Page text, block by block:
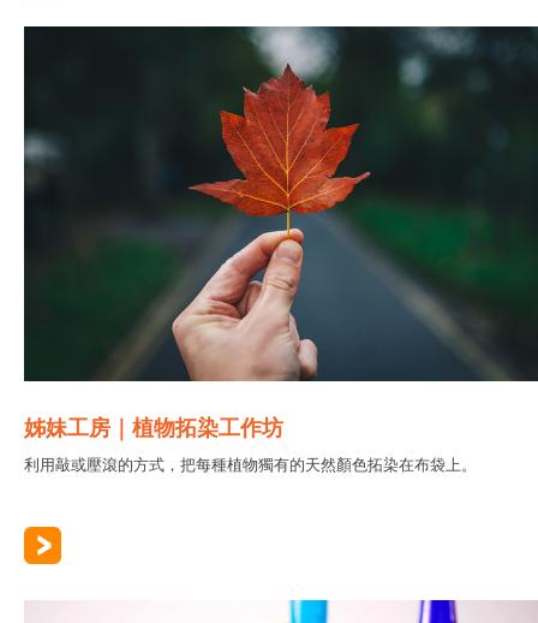
姊妹工房｜植物拓染工作坊
利用敲或壓滾的方式，把每種植物獨有的天然顏色拓染在布袋上。